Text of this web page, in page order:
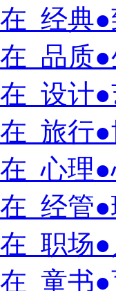
经典
品质
设计
旅行
心理
经管
职场
童书